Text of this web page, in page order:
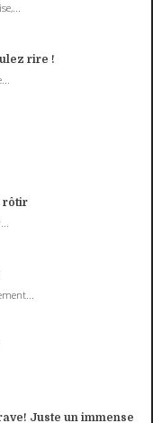
rire !
rôtir
Juste un immense